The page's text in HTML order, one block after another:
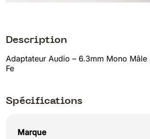
Description
Adaptateur Audio – 6.3mm Mono
Fe
Spécifications
Marque